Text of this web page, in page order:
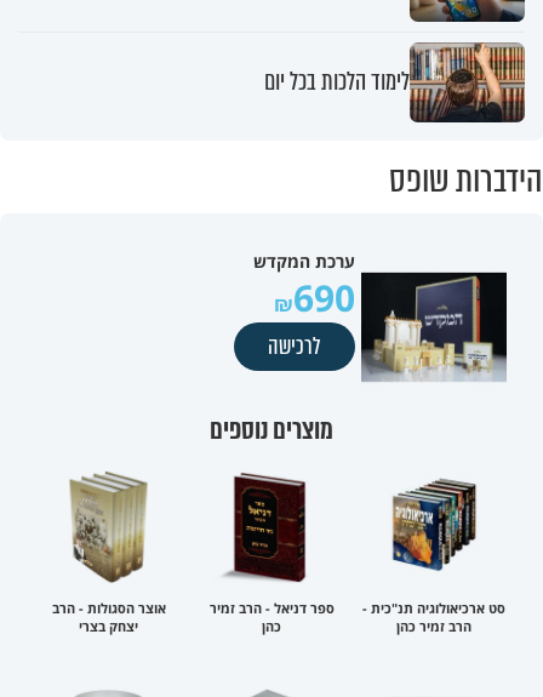
לימוד הלכות בכל יום
הידברות שופס
ערכת המקדש
690
לרכישה
מוצרים נוספים
סט ארכיאולוגיה תנ"כית -
הרב זמיר כהן
ספר דניאל - הרב זמיר
כהן
אוצר הסגולות - הרב
יצחק בצרי